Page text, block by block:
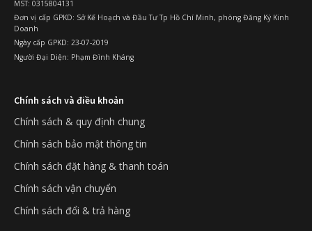
MST: 0315804131
Đơn vị cấp GPKD: Sở Kế Hoạch và Đầu Tư Tp Hồ Chí Minh, phòng Đăng Ký Kinh
Doanh
Ngày cấp GPKD: 23-07-2019
Người Đại Diện: Phạm Đình Kháng
Chính sách và điều khoản
Chính sách & quy định chung
Chính sách bảo mật thông tin
Chính sách đặt hàng & thanh toán
Chính sách vận chuyển
Chính sách đổi & trả hàng